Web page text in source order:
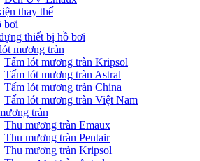
thay thế
bơi
thiết bị hồ bơi
mương tràn
Tấm lót mương tràn Kripsol
Tấm lót mương tràn Astral
Tấm lót mương tràn China
Tấm lót mương tràn Việt Nam
tràn
Thu mương tràn Emaux
Thu mương tràn Pentair
Thu mương tràn Kripsol